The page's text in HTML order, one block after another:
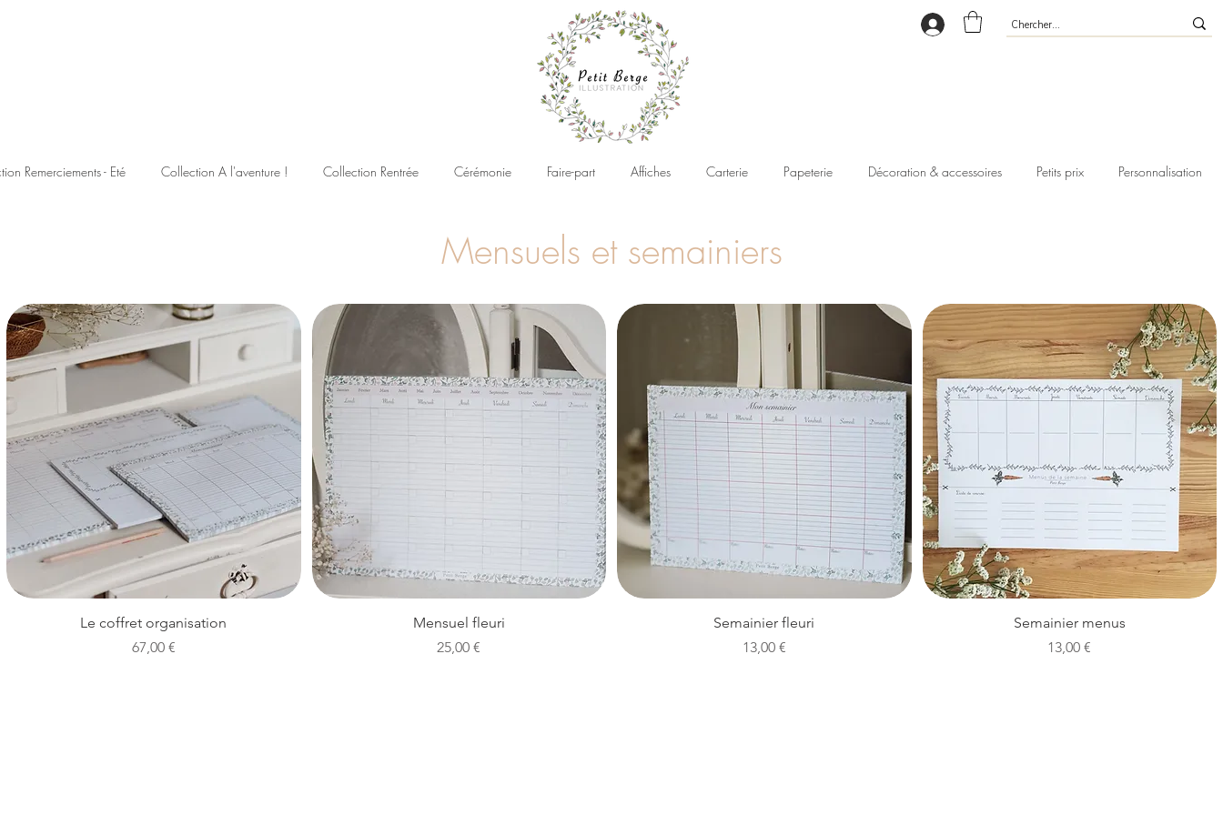
Remerciements - Eté Collection A l'aventure ! Collection Rentrée Cérémonie Faire-part Affiches Carterie Papeterie Décoration & accessoires Petits prix Personnalisation
Mensuels et semainiers
Aperçu rapide
Le coffret organisation
Prix
67,00 €
Aperçu rapide
Mensuel fleuri
Prix
25,00 €
Aperçu rapide
Semainier fleuri
Prix
13,00 €
Aperçu rapide
Semainier menus
Prix
13,00 €